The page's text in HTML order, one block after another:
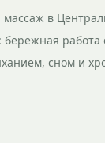
в
бережная работа
сном и